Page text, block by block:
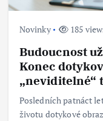
Novinky 185
Budoucnost
Konec
„neviditelné“
Posledních patnáct
životu dotykové